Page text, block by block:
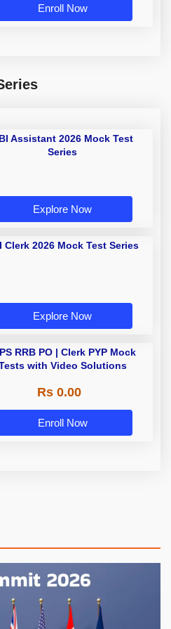
Enroll Now
Assistant 2026 Mock Test
Series
Explore Now
Clerk 2026 Mock Test Series
Explore Now
RRB PO | Clerk PYP Mock
with Video Solutions
Rs 0.00
Enroll Now